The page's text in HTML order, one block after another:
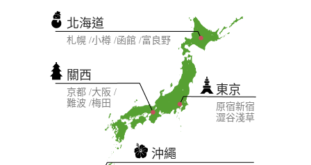
東京
原宿新宿
澀谷淺草
關西
京都 大阪
難波 梅田
沖繩
北海道
札幌 小樽 函館 富良野